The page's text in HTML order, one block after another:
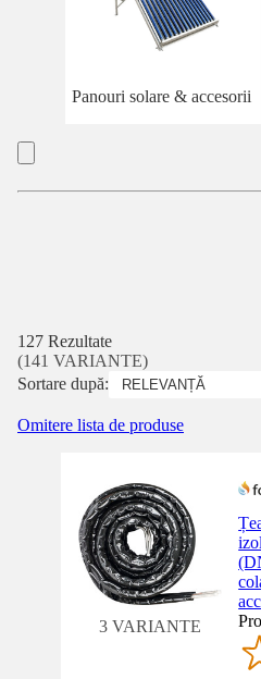
Panouri solare & accesorii
127 Rezultate
(141 VARIANTE)
Sortare după:
Omitere lista de produse
3 VARIANTE